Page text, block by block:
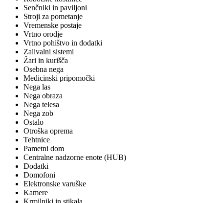
Senčniki in paviljoni
Stroji za pometanje
Vremenske postaje
Vrtno orodje
Vrtno pohištvo in dodatki
Zalivalni sistemi
Žari in kurišča
Osebna nega
Medicinski pripomočki
Nega las
Nega obraza
Nega telesa
Nega zob
Ostalo
Otroška oprema
Tehtnice
Pametni dom
Centralne nadzorne enote (HUB)
Dodatki
Domofoni
Elektronske varuške
Kamere
Krmilniki in stikala